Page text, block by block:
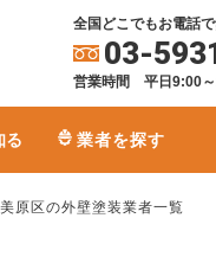
全国どこでもお電話
03-
営業時間 平日9:00
る 業者を探す
原区の外壁塗装業者一覧